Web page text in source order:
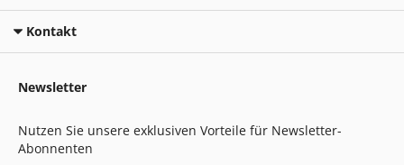
Kontakt
Newsletter
Nutzen Sie unsere exklusiven Vorteile für Newsletter-
Abonnenten